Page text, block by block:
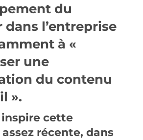
du
dans l’entreprise
à «
une
du contenu
».
inspire cette
récente, dans